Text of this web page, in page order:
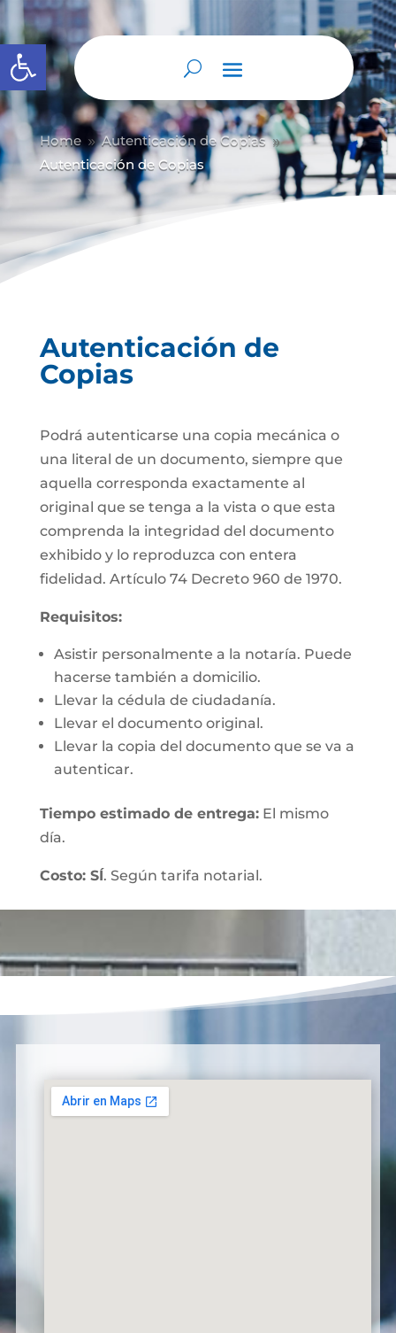
Abrir barra de herramientas
Home 9 Autenticación de Copias 9
Autenticación de Copias
Autenticación de
Copias
Podrá autenticarse una copia mecánica o
una literal de un documento, siempre que
aquella corresponda exactamente al
original que se tenga a la vista o que esta
comprenda la integridad del documento
exhibido y lo reproduzca con entera
fidelidad. Artículo 74 Decreto 960 de 1970.
Requisitos:
Asistir personalmente a la notaría. Puede
hacerse también a domicilio.
Llevar la cédula de ciudadanía.
Llevar el documento original.
Llevar la copia del documento que se va a
autenticar.
Tiempo estimado de entrega:El mismo
día.
Costo: SÍ. Según tarifa notarial.